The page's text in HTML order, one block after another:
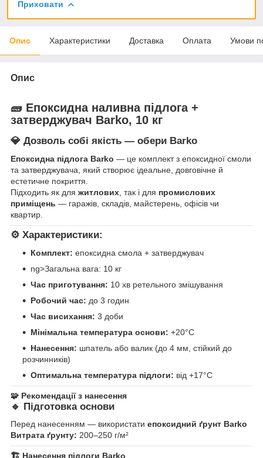
Приховати
Опис Характеристики Доставка Оплата Умови
Опис
🧱 Епоксидна наливна підлога +
затверджувач Barko, 10 кг
💎 Дозволь собі якість — обери Barko
Епоксидна підлога Barko — це комплект з епоксидної смоли
та затверджувача, який створює ідеальне, довговічне й
естетичне покриття.
Підходить як для житлових , так і для промислових
приміщень — гаражів, складів, майстерень, офісів чи
квартир.
⚙️ Характеристики:
Комплект: епоксидна смола + затверджувач
ng>Загальна вага: 10 кг
Час приготування: 10 хв ретельного змішування
Робочий час: до 3 годин
Час висихання: 3 доби
Мінімальна температура основи: +20°C
Нанесення: шпатель або валик (до 4 мм, стійкий до
розчинників)
Оптимальна температура підлоги: від +17°C
🧩 Рекомендації з нанесення
🔹 Підготовка основи
Перед нанесенням — використати епоксидний ґрунт Barko
Витрата ґрунту: 200–250 г/м²
🏗 Нанесення підлоги Barko